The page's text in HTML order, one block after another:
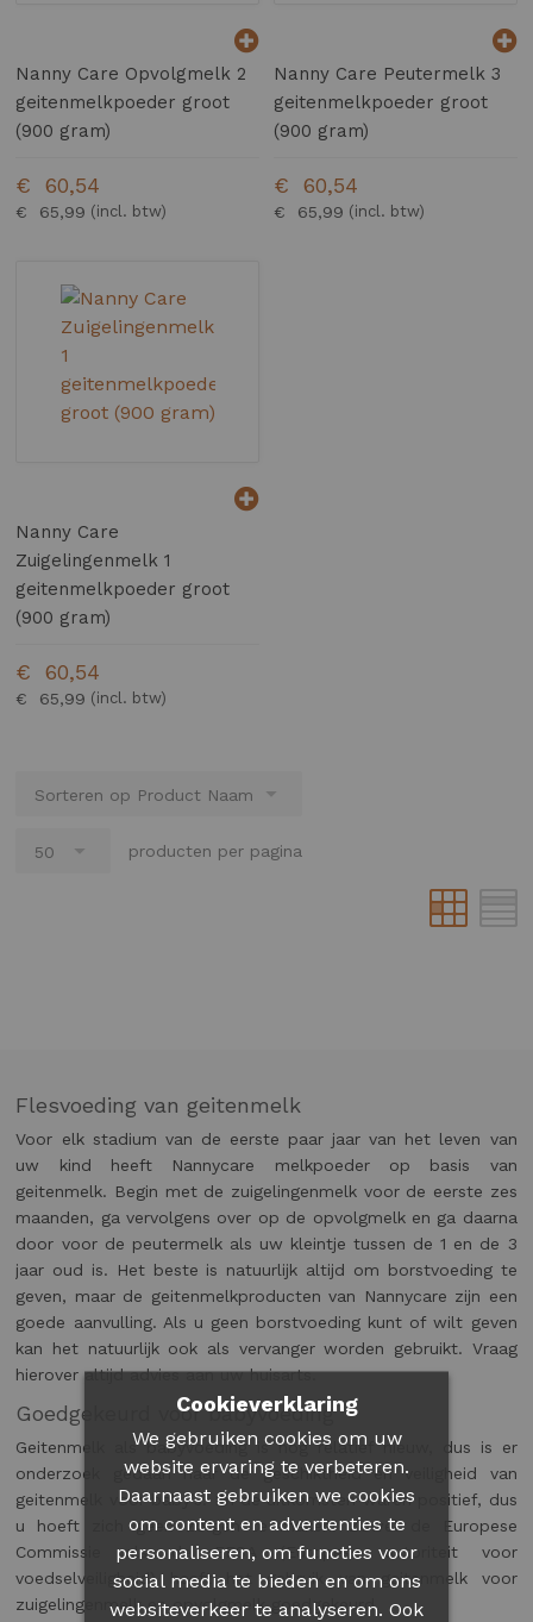
Nanny Care Opvolgmelk 2
geitenmelkpoeder groot
(900 gram)
€ 65,99
€ 60,54
Nanny Care Peutermelk 3
geitenmelkpoeder groot
(900 gram)
€ 65,99
€ 60,54
Nanny Care
Zuigelingenmelk 1
geitenmelkpoeder groot
(900 gram)
€ 65,99
€ 60,54
producten per pagina
Flesvoeding van geitenmelk
Voor elk stadium van de eerste paar jaar van het leven van
uw kind heeft Nannycare melkpoeder op basis van
geitenmelk. Begin met de zuigelingenmelk voor de eerste zes
maanden, ga vervolgens over op de opvolgmelk en ga daarna
door voor de peutermelk als uw kleintje tussen de 1 en de 3
jaar oud is. Het beste is natuurlijk altijd om borstvoeding te
geven, maar de geitenmelkproducten van Nannycare zijn een
goede aanvulling. Als u geen borstvoeding kunt of wilt geven
kan het natuurlijk ook als vervanger worden gebruikt. Vraag
hierover altijd advies aan uw huisarts.
Goedgekeurd voor babyvoeding
Geitenmelk als babyvoeding is nog relatief nieuw, dus is er
onderzoek gedaan naar de geschiktheid en veiligheid van
geitenmelk voor baby’s. En de uitkomsten waren positief, dus
u hoeft zich geen zorgen te maken! Zowel de Europese
Commissie als de EFSA (Europese autoriteit voor
voedselveiligheid) heeft het gebruik van geitenmelk voor
zuigelingenmelk en opvolgmelk goedgekeurd.
Cookieverklaring
We gebruiken cookies om uw
website ervaring te verbeteren.
Daarnaast gebruiken we cookies
om content en advertenties te
personaliseren, om functies voor
social media te bieden en om ons
websiteverkeer te analyseren. Ook